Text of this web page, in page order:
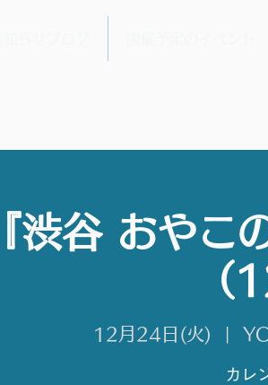
『渋谷 おやこ
（
12月24日(火)
カレ